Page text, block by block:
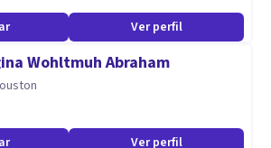
Ver perfil
Wohltmuh Abraham
Ver perfil